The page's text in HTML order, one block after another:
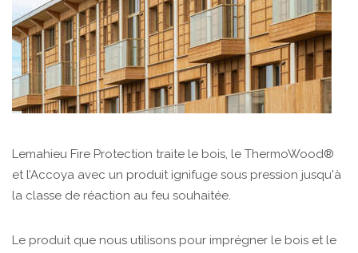
Lemahieu Fire Protection traite le bois, le ThermoWood®
et l’Accoya avec un produit ignifuge sous pression jusqu'à
la classe de réaction au feu souhaitée.
Le produit que nous utilisons pour imprégner le bois et le